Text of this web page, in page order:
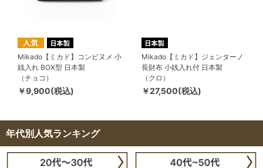
Mikado【ミカド】コンビヌメ 小
銭入れ BOX型 日本製
（チョコ）
￥9,900(税込)
Mikado【ミカド】ジェンターノ
長財布 小銭入れ付 日本製
（クロ）
￥27,500(税込)
年代別人気ランキング